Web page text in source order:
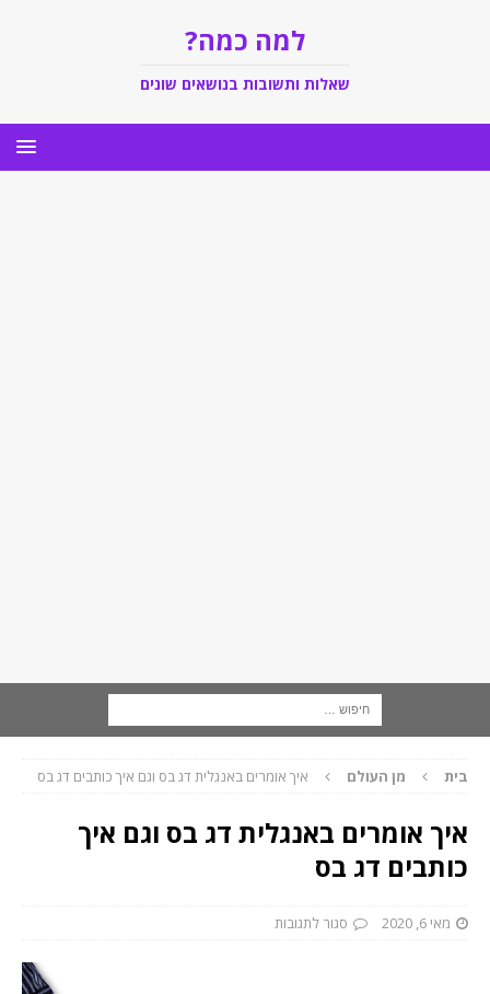
למה כמה?
שאלות ותשובות בנושאים שונים
בית מן העולם איך אומרים באנגלית דג בס וגם איך כותבים דג בס
איך אומרים באנגלית דג בס וגם איך
כותבים דג בס
מאי 6, 2020 סגור לתגובות